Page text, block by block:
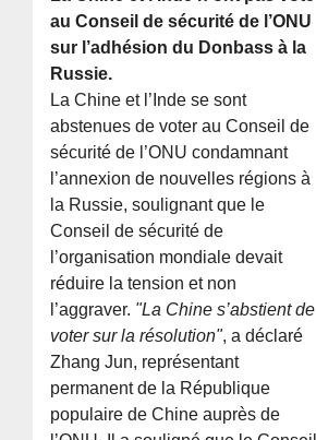
au Conseil de sécurité de l’ONU
sur l’adhésion du Donbass à la
Russie.
La Chine et l’Inde se sont
abstenues de voter au Conseil de
sécurité de l’ONU condamnant
l’annexion de nouvelles régions à
la Russie, soulignant que le
Conseil de sécurité de
l’organisation mondiale devait
réduire la tension et non
l’aggraver. "La Chine s’abstient de
voter sur la résolution", a déclaré
Zhang Jun, représentant
permanent de la République
populaire de Chine auprès de